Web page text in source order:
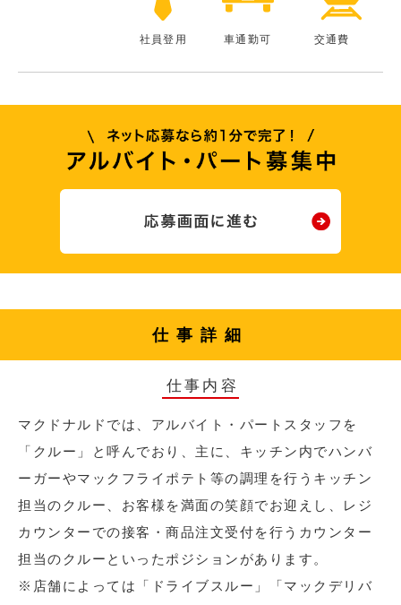
社員登用 車通勤可 交通費
仕事詳細
仕事内容
マクドナルドでは、アルバイト・パートスタッフを
「クルー」と呼んでおり、主に、キッチン内でハンバ
ーガーやマックフライポテト等の調理を行うキッチン
担当のクルー、お客様を満面の笑顔でお迎えし、レジ
カウンターでの接客・商品注文受付を行うカウンター
担当のクルーといったポジションがあります。
※店舗によっては「ドライブスルー」「マックデリバ